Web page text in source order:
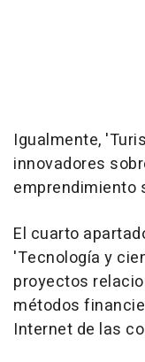
Igualmente,
innovadores
emprendimiento
El cuarto
'Tecnología y
proyectos
métodos
Internet de las